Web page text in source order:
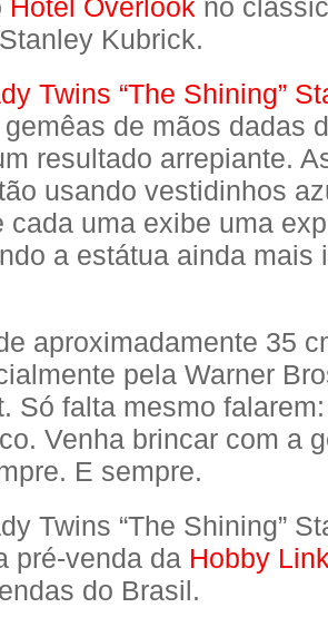
Hotel Overlook no
Kubrick.
Twins “The Shining”
de mãos dadas
resultado arrepiante.
usando vestidinhos
cada uma exibe uma
a estátua ainda mais
aproximadamente 35
pela Warner
Só falta mesmo
Venha brincar com a
E sempre.
Twins “The Shining”
pré-venda da Hobby
do Brasil.